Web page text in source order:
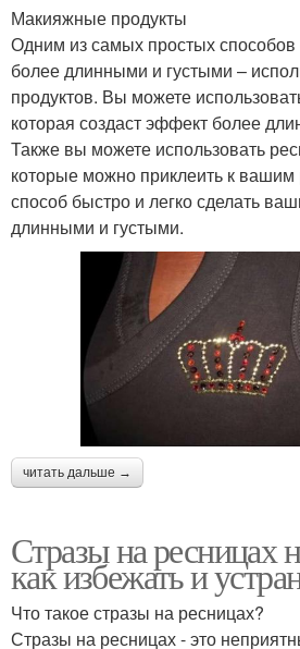
Макияжные продукты
Одним из самых простых способов
более длинными и густыми –
продуктов. Вы можете
которая создаст эффект более
Также вы можете использовать
которые можно приклеить к
способ быстро и легко сделать
длинными и густыми.
читать дальше →
Стразы на ресницах
как избежать и
Что такое стразы на ресницах?
Стразы на ресницах - это